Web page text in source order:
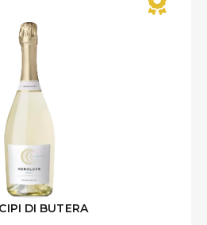
DI BUTERA